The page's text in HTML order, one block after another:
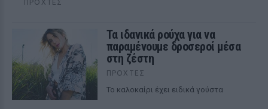
ΠΡΟΧΤΈΣ
Τα ιδανικά ρούχα για να
παραμένουμε δροσεροί μέσα
στη ζέστη
ΠΡΟΧΤΈΣ
To καλοκαίρι έχει ειδικά γούστα